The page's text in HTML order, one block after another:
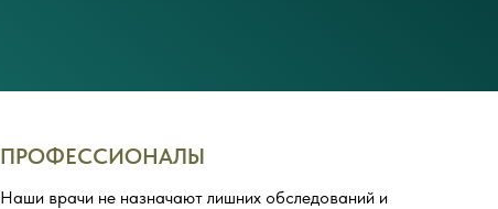
ПРОФЕССИОНАЛЫ
Наши врачи не назначают лишних обследований и